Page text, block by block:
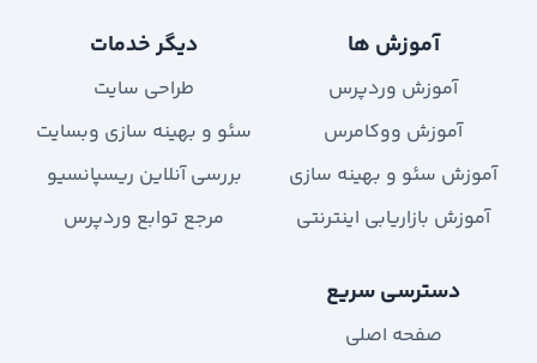
آموزش ها
آموزش وردپرس
آموزش ووکامرس
آموزش سئو و بهینه سازی
آموزش بازاریابی اینترنتی
دیگر خدمات
طراحی سایت
سئو و بهینه سازی وبسایت
بررسی آنلاین ریسپانسیو
مرجع توابع وردپرس
دسترسی سریع
صفحه اصلی